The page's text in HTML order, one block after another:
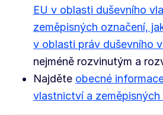
EU v oblasti duševního
zeměpisných označení,
v oblasti práv duševního
nejméně rozvinutým a
Najděte obecné
vlastnictví a zeměpisných